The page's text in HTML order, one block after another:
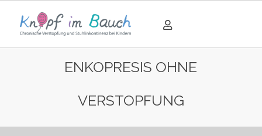
ENKOPRESIS OHNE
VERSTOPFUNG